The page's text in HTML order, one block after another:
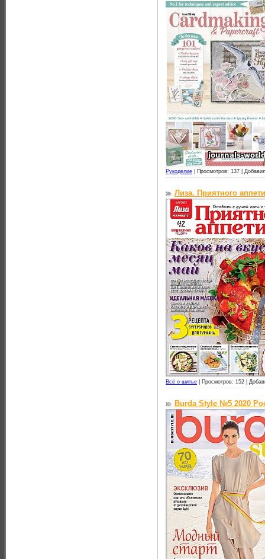
Рукоделие Просмотров: 137 |
Лиза. Приятного
Всё о шитье Просмотров: 152 |
Burda Style №5 2020